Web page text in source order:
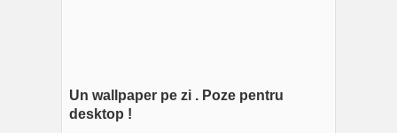
Un wallpaper pe zi . Poze pentru
desktop !